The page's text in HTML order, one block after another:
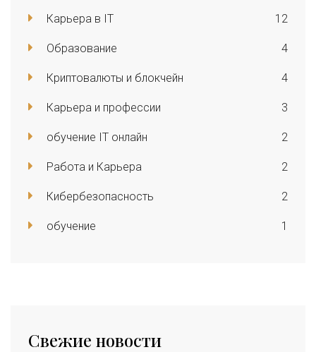
Карьера в IT 12
Образование 4
Криптовалюты и блокчейн 4
Карьера и профессии 3
обучение IT онлайн 2
Работа и Карьера 2
Кибербезопасность 2
обучение 1
Свежие новости